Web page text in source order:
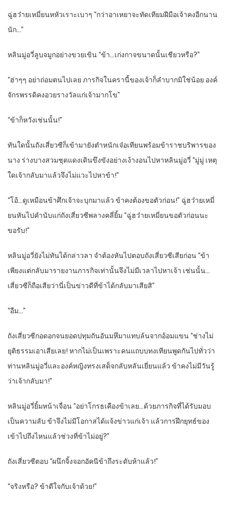
ฉู่ฮว๋ายเหมี่ยนหหัวเราะเบาๆ “กว่าอาเหยาจะทัดเทียมฝีมือเจ้าคงอีกนาน
นัก…”
หลินมู่อวี่ลูบจมูกอย่างขวยเขิน “ข้า…เก่งกาจขนาดนั้นเชียวหรือ?”
“ฮ่าๆๆ อย่าถ่อมตนไปเลย ภารกิจในครานี้ของเจ้าก็ลำบากมิใช่น้อย องค์
จักรพรรดิคงอวยรางวัลแก่เจ้ามากโข”
“ข้าก็หวังเช่นนั้น!”
ทันใดนั้นถังเสี่ยวซีก็เข้ามายังตำหนักเจ๋อเทียนพร้อมข้าราชบริพารของ
นาง ร่างบางสวมชุดแดงเดินขึงขังอย่างเง้างอนไปหาหลินมู่อวี่ “มู่มู่ เหตุ
ใดเจ้ากลับมาแล้วจึงไม่แวะไปหาข้า!”
“โอ้…ดูเหมือนข้าศึกเจ้าจะบุกมาแล้ว ข้าคงต้องขอตัวก่อน!” ฉู่ฮว๋ายเหมี่
ยนหันไปคำนับแก่ถังเสี่ยวซีพลางคลี่ยิ้ม “ฉู่ฮว๋ายเหมี่ยนขอตัวก่อนนะ
ขอรับ!”
หลินมู่อวี่ยังไม่ทันได้กล่าวลา จำต้องหันไปตอบถังเสี่ยวซีเสียก่อน “ข้า
เพียงแต่กลับมารายงานภารกิจเท่านั้นจึงไม่มีเวลาไปหาเจ้า เช่นนั้น…
เสี่ยวซีก็ถือเสียว่านี่เป็นข่าวดีที่ข้าได้กลับมาเสียสิ”
“อืม…”
ถังเสี่ยวซีกอดอกจนยอดปทุมถันอันมหึมาแทบล้นจากอ้อมแขน “ช่างไม่
ยุติธรรมเอาเสียเลย! หากไม่เป็นเพราะคนแถบบทงเทียนพูดกันไปทั่วว่า
ท่านหลินมู่อวี่และองค์หญิงทรงเสด็จกลับหลันเยี่ยนแล้ว ข้าคงไม่มีวันรู้
ว่าเจ้ากลับมา!”
หลินมู่อวี่ยิ้มหน้าเจื่อน “อย่าโกรธเคืองข้าเลย…ด้วยภารกิจที่ได้รับมอบ
เป็นความลับ ข้าจึงไม่มีโอกาสได้แจ้งข่าวแก่เจ้า แล้วการฝึกยุทธ์ของ
เข้าไปถึงไหนแล้วช่วงที่ข้าไม่อยู่?”
ถังเสี่ยวซีตอบ “ผนึกจิ้งจอกอัคนีข้าถึงระดับห้าแล้ว!”
“จริงหรือ? ข้าดีใจกับเจ้าด้วย!”